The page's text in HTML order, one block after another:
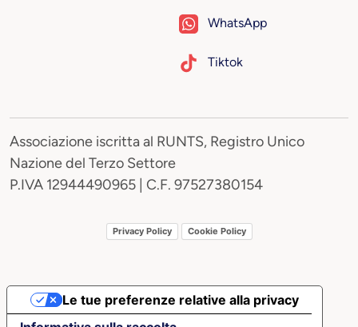
WhatsApp
Tiktok
Associazione iscritta al RUNTS, Registro Unico
Nazione del Terzo Settore
P.IVA 12944490965 | C.F. 97527380154
Privacy Policy Cookie Policy
Le tue preferenze relative alla privacy